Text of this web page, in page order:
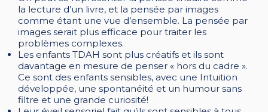
la lecture d’un livre, et la pensée par images
comme étant une vue d’ensemble. La pensée par
images serait plus efficace pour traiter les
problèmes complexes.
Les enfants TDAH sont plus créatifs et ils sont
davantage en mesure de penser « hors du cadre ».
Ce sont des enfants sensibles, avec une Intuition
développée, une spontanéité et un humour sans
filtre et une grande curiosité!